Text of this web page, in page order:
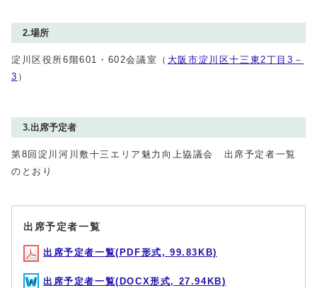
2.場所
淀川区役所6階601・602会議室（ 大阪市淀川区十三東2丁目3－
3 ）
3.出席予定者
第8回淀川河川敷十三エリア魅力向上協議会 出席予定者一覧
のとおり
出席予定者一覧
出席予定者一覧(PDF形式, 99.83KB)
出席予定者一覧(DOCX形式, 27.94KB)